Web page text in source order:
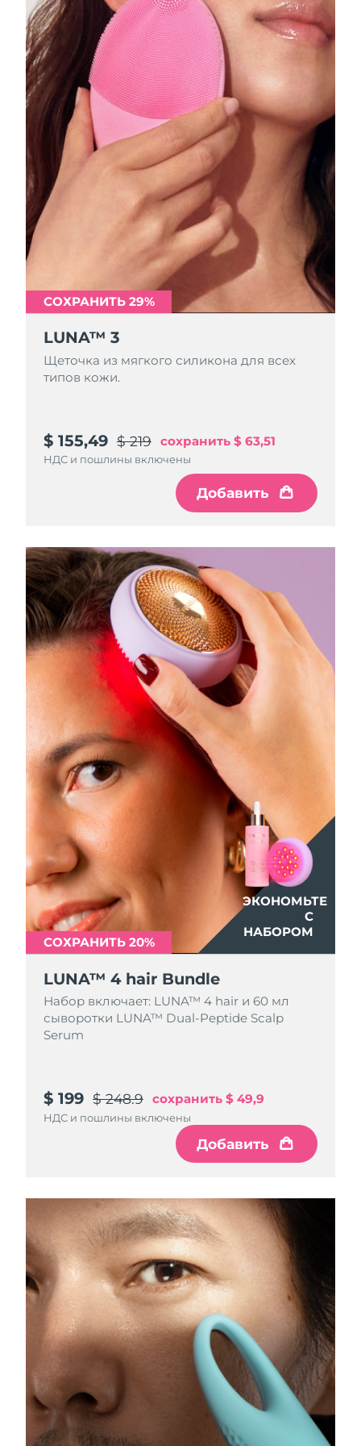
СОХРАНИТЬ 29%
LUNA™ 3
Щеточка из мягкого силикона для всех
типов кожи.
$ 155,49 $ 219 сохранить $ 63,51
НДС и пошлины включены
Добавить
ЭКОНОМЬТЕ
С
НАБОРОМ
СОХРАНИТЬ 20%
LUNA™ 4 hair Bundle
Набор включает: LUNA™ 4 hair и 60 мл
сыворотки LUNA™ Dual-Peptide Scalp
Serum
$ 199 $ 248.9 сохранить $ 49,9
НДС и пошлины включены
Добавить